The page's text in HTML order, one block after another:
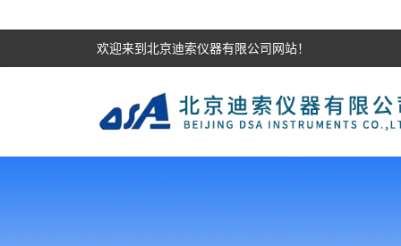
欢迎来到北京迪索仪器有限公司网站！